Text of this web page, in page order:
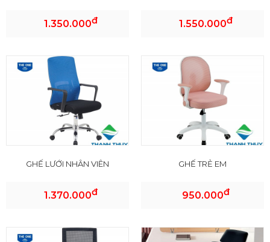
1.350.000đ 1.550.000đ
GHẾ LƯỚI NHÂN VIÊN
1.370.000đ
GHẾ TRẺ EM
950.000đ